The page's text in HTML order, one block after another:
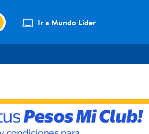
Ir a Mundo Lider